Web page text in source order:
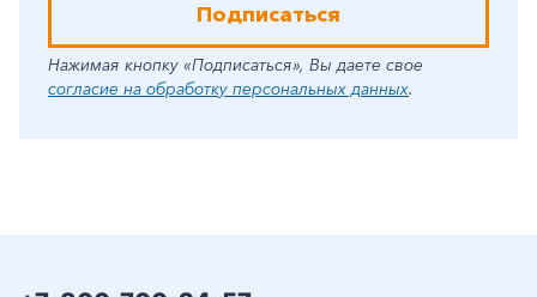
Подписаться
Нажимая кнопку «Подписаться», Вы даете свое
согласие на обработку персональных данных.